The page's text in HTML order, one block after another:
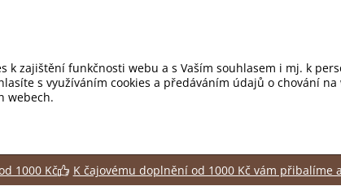
1000 Kč K čajovému doplnění od 1000 Kč vám přibalíme
k zajištění funkčnosti webu a s Vaším souhlasem i mj. k
s využíváním cookies a předáváním údajů o chování
webech.